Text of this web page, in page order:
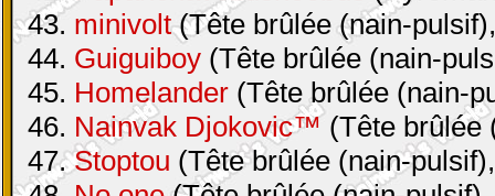
43. minivolt(Tête brûlée (nain-
44. Guiguiboy (Tête brûlée (nain-
45. Homelander (Tête brûlée (nain-
46. Nainvak Djokovic™(Tête brûlée
47.Stoptou (Tête brûlée (nain-